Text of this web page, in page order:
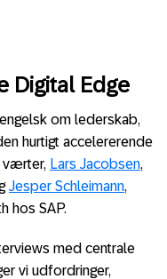
Digital Edge
om lederskab,
hurtigt accelererende
værter, Lars Jacobsen,
Jesper Schleimann,
hos SAP.
med centrale
vi udfordringer,